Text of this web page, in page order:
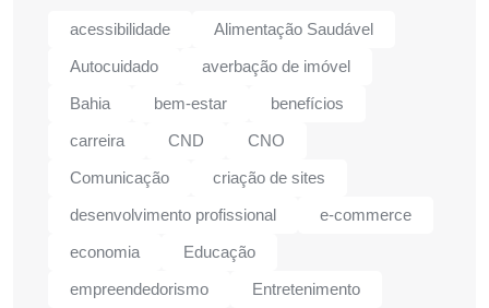
acessibilidade
Alimentação Saudável
Autocuidado
averbação de imóvel
Bahia
bem-estar
benefícios
carreira
CND
CNO
Comunicação
criação de sites
desenvolvimento profissional
e-commerce
economia
Educação
empreendedorismo
Entretenimento